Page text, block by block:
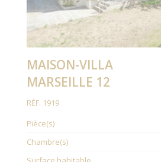
MAISON-VILLA
MARSEILLE 12
RÉF. 1919
Pièce(s)
Chambre(s)